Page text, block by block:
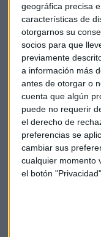
geográfica precisa
características de
otorgarnos su
socios para que
previamente
a información más
antes de otorgar o
cuenta que algún
puede no requerir
el derecho de
preferencias se
cambiar sus
cualquier momento
el botón
AmRest se
inversores
Luis Vicente Muñoz